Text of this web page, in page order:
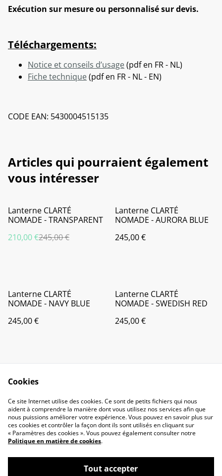
Exécution sur mesure ou personnalisé sur devis.
Téléchargements:
Notice et conseils d’usage(pdf en FR - NL)
Fiche technique(pdf en FR - NL - EN)
CODE EAN: 5430004515135
Articles qui pourraient également
vous intéresser
%
Lanterne CLARTÉ
NOMADE - TRANSPARENT
210,00 €245,00 €
Lanterne CLARTÉ
NOMADE - AURORA BLUE
245,00 €
Lanterne CLARTÉ
NOMADE - NAVY BLUE
245,00 €
Lanterne CLARTÉ
NOMADE - SWEDISH RED
245,00 €
Contact
Conditions Générales
Politique de
confidentialité
Politique de cookies
Cookies
Ce site Internet utilise des cookies. Ce sont de petits fichiers qui nous
aident à comprendre la manière dont vous utilisez nos services afin que
nous puissions améliorer votre expérience. Vous pouvez en savoir plus sur
ces cookies et contrôler la façon dont ils sont utilisés en cliquant sur
« Paramètres des cookies ». Vous pouvez également consulter notre
Politique en matière de cookies.
Tout accepter